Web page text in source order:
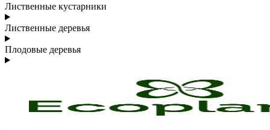
Лиственные кустарники
Лиственные деревья
Плодовые деревья